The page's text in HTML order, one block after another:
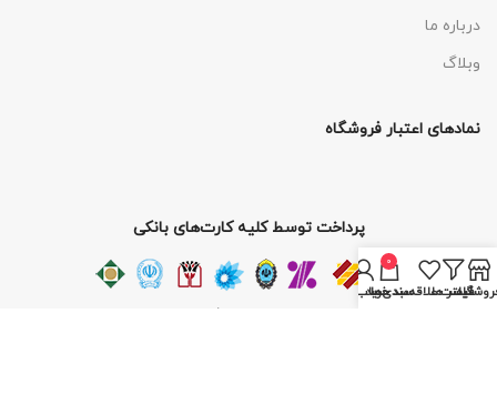
درباره ما
وبلاگ
نمادهای اعتبار فروشگاه
پرداخت توسط کلیه کارت‌های بانکی
با ما همراه باشید
فیلتر ها
لیست علاقه‌مندی‌ها
0
سبد خریدحساب من